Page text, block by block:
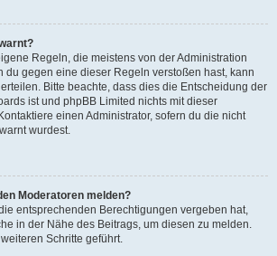
Regeln, die meistens von der Administration
du gegen eine dieser Regeln verstoßen hast, kann
Bitte beachte, dass dies die Entscheidung der
ist und phpBB Limited nichts mit dieser
einen Administrator, sofern du die nicht
wurdest.
Moderatoren melden?
entsprechenden Berechtigungen vergeben hat,
in der Nähe des Beitrags, um diesen zu melden.
Schritte geführt.